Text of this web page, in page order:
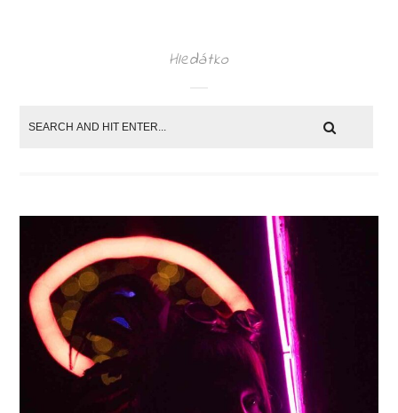
Hledátko